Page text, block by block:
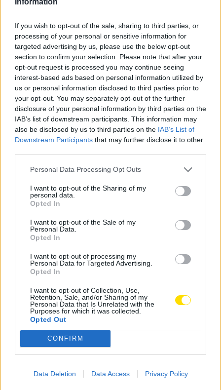
If you wish to opt-out of the sale, sharing to third parties, or
processing of your personal or sensitive information for
targeted advertising by us, please use the below opt-out
section to confirm your selection. Please note that after your
opt-out request is processed you may continue seeing
interest-based ads based on personal information utilized by
us or personal information disclosed to third parties prior to
your opt-out. You may separately opt-out of the further
disclosure of your personal information by third parties on the
IAB’s list of downstream participants. This information may
also be disclosed by us to third parties on the IAB’s List of
Downstream Participants that may further disclose it to other
Personal Data Processing Opt Outs
I want to opt-out of the Sharing of my
personal data.
Opted In
I want to opt-out of the Sale of my
Personal Data.
Opted In
I want to opt-out of processing my
Personal Data for Targeted Advertising.
Opted In
I want to opt-out of Collection, Use,
Retention, Sale, and/or Sharing of my
Personal Data that Is Unrelated with the
Purposes for which it was collected.
Opted Out
CONFIRM
Data Deletion Data Access Privacy Policy
CIDADE HOJE 11 DE MARÇO, 2026 0
BP aplica maior subida no preço dos
combustíveis em Portugal
BY CIDADE HOJE 9 DE MARÇO, 2026 0
Atenção ao supermercado: Preços devem
subir ‘à custa’ da guerra e dos combustíveis
BY CIDADE HOJE 8 DE MARÇO, 2026 0
Combustíveis já estão mais caros… e a grande
feitos presencialmente, diz a Ordem dos
1